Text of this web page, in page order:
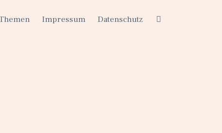
Impressum Datenschutz